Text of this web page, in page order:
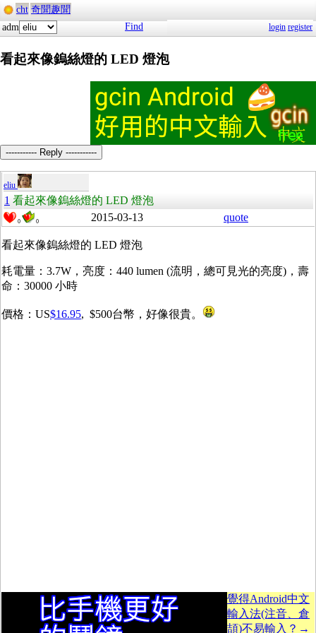
cht 奇聞趣聞
adm
Find login register
看起來像鎢絲燈的 LED 燈泡
----------- Reply -----------
eliu
1 看起來像鎢絲燈的 LED 燈泡
0 0 2015-03-13 quote
看起來像鎢絲燈的 LED 燈泡
耗電量：3.7W，亮度：440 lumen (流明，總可見光的亮度)，壽
命：30000 小時
價格：US$16.95, $500台幣，好像很貴。
覺得Android中文
輸入法(注音、倉
頡)不易輸入？→